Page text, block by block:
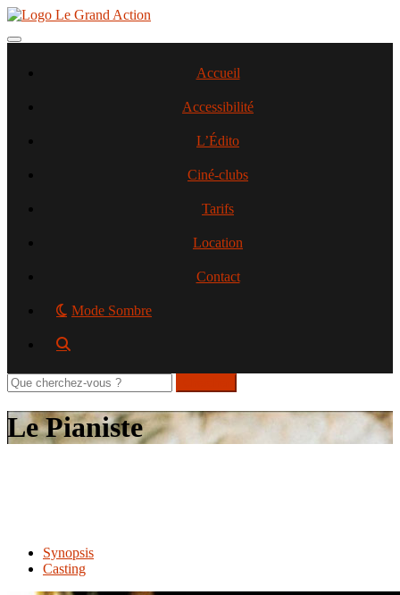
Aller
contenu
Toggle navigation
Accueil
Accessibilité
L’Édito
Ciné-clubs
Tarifs
Location
Contact
Mode Sombre
Rechercher
sur
le
site
Le Pianiste
Synopsis
Casting